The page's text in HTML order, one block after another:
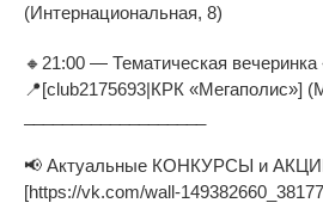
(Интернациональная, 8)
🔸21:00 — Тематическая
📍[club2175693|КРК «Мегаполис»]
📢 Актуальные КОНКУРСЫ и
[https://vk.com/wall-